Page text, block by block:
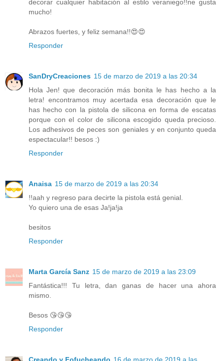
decorar cualquier habitación al estilo veraniego!!ne gusta
mucho!
Abrazos fuertes, y feliz semana!!😍😍
Responder
SanDryCreaciones 15 de marzo de 2019 a las 20:34
Hola Jen! que decoración más bonita le has hecho a la
letra! encontramos muy acertada esa decoración que le
has hecho con la pistola de silicona en forma de escatas
porque con el color de silicona escogido queda precioso.
Los adhesivos de peces son geniales y en conjunto queda
espectacular!! besos :)
Responder
Anaisa 15 de marzo de 2019 a las 20:34
!!aah y regreso para decirte la pistola está genial.
Yo quiero una de esas Ja!ja!ja
besitos
Responder
Marta García Sanz 15 de marzo de 2019 a las 23:09
Fantástica!!! Tu letra, dan ganas de hacer una ahora
mismo.
Besos 😘😘😘
Responder